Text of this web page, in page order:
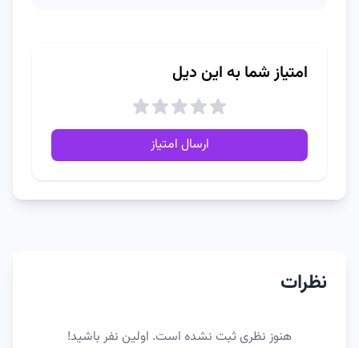
امتیاز شما به این دیل
ارسال امتیاز
نظرات
هنوز نظری ثبت نشده است. اولین نفر باشید!